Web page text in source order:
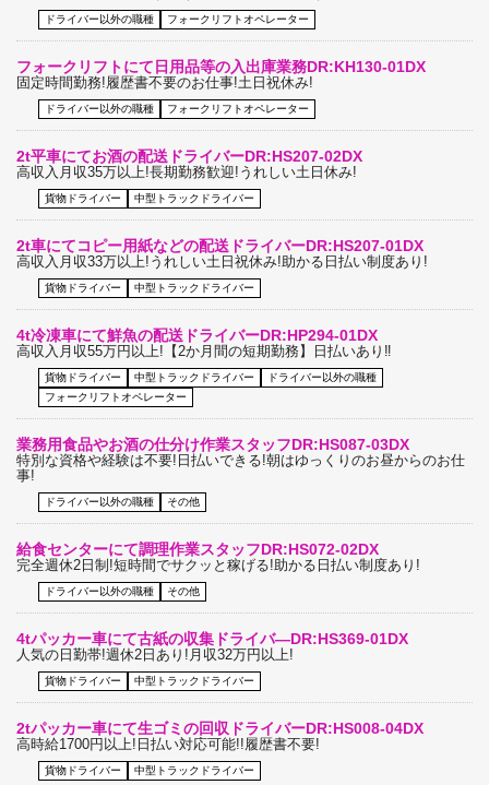
ドライバー以外の職種 フォークリフトオペレーター
フォークリフトにて日用品等の入出庫業務DR:KH130-01DX
固定時間勤務!履歴書不要のお仕事!土日祝休み!
ドライバー以外の職種 フォークリフトオペレーター
2t平車にてお酒の配送ドライバーDR:HS207-02DX
高収入月収35万以上!長期勤務歓迎!うれしい土日休み!
貨物ドライバー 中型トラックドライバー
2t車にてコピー用紙などの配送ドライバーDR:HS207-01DX
高収入月収33万以上!うれしい土日祝休み!助かる日払い制度あり!
貨物ドライバー 中型トラックドライバー
4t冷凍車にて鮮魚の配送ドライバーDR:HP294-01DX
高収入月収55万円以上!【2か月間の短期勤務】日払いあり‼
貨物ドライバー 中型トラックドライバー
ドライバー以外の職種
フォークリフトオペレーター
業務用食品やお酒の仕分け作業スタッフDR:HS087-03DX
特別な資格や経験は不要!日払いできる!朝はゆっくりのお昼からのお仕
事!
ドライバー以外の職種 その他
給食センターにて調理作業スタッフDR:HS072-02DX
完全週休2日制!短時間でサクッと稼げる!助かる日払い制度あり!
ドライバー以外の職種 その他
4tパッカー車にて古紙の収集ドライバ―DR:HS369-01DX
人気の日勤帯!週休2日あり!月収32万円以上!
貨物ドライバー 中型トラックドライバー
2tパッカー車にて生ゴミの回収ドライバーDR:HS008-04DX
高時給1700円以上!日払い対応可能!!履歴書不要!
貨物ドライバー 中型トラックドライバー